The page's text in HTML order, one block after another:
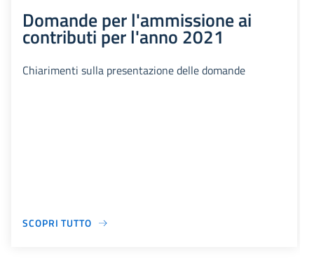
Domande per l'ammissione ai
contributi per l'anno 2021
Chiarimenti sulla presentazione delle domande
SCOPRI TUTTO